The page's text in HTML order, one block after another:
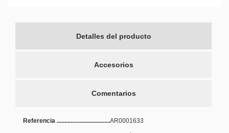
Detalles del producto
Accesorios
Comentarios
Referencia AR0001633